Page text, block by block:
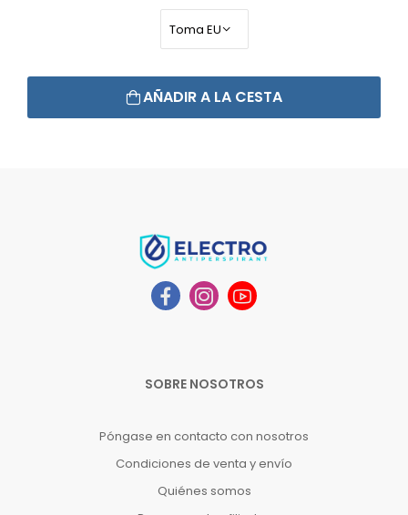
AÑADIR A LA CESTA
SOBRE NOSOTROS
Póngase en contacto con nosotros
Condiciones de venta y envío
Quiénes somos